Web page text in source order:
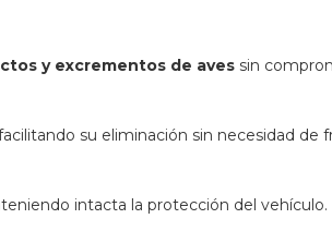
y excrementos de aves sin
su eliminación sin necesidad de
intacta la protección del vehículo.